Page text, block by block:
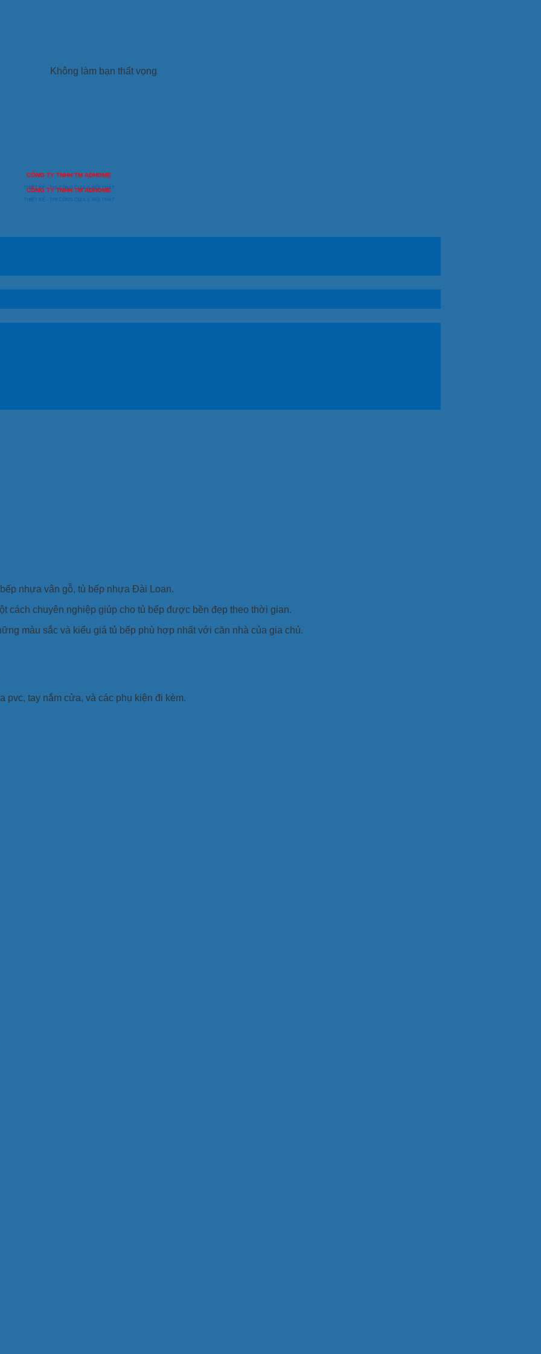
CÔNG TY TNHH TM ADHOME
THIẾT KẾ - THI CÔNG CỬA & NỘI THẤT
Không làm bạn thất vọng
CÔNG TY TNHH TM ADHOME
nhựa vân gỗ, tủ bếp nhựa Đài Loan.
cách chuyên nghiệp giúp cho tủ bếp được bền đẹp theo thời gian.
màu sắc và kiểu giá tủ bếp phù hợp nhất với căn nhà của gia chủ.
pvc, tay nắm cửa, và các phụ kiện đi kèm.